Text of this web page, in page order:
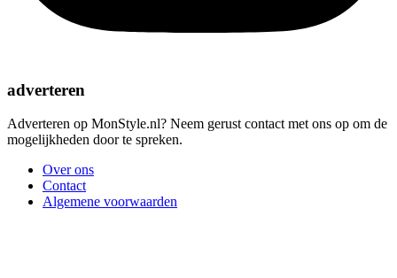
adverteren
Adverteren op MonStyle.nl? Neem gerust contact met ons op om de
mogelijkheden door te spreken.
Over ons
Contact
Algemene voorwaarden